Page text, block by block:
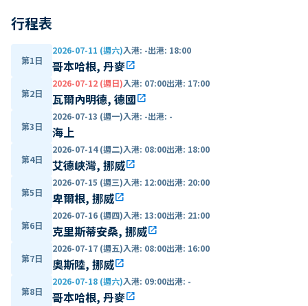
行程表
第1日
2026-07-11 (週六)入港: -出港: 18:00
哥本哈根, 丹麥open_in_new
第2日
2026-07-12 (週日)入港: 07:00出港: 17:00
瓦爾內明德, 德國open_in_new
第3日
2026-07-13 (週一)入港: -出港: -
海上
第4日
2026-07-14 (週二)入港: 08:00出港: 18:00
艾德峽灣, 挪威open_in_new
第5日
2026-07-15 (週三)入港: 12:00出港: 20:00
卑爾根, 挪威open_in_new
第6日
2026-07-16 (週四)入港: 13:00出港: 21:00
克里斯蒂安桑, 挪威open_in_new
第7日
2026-07-17 (週五)入港: 08:00出港: 16:00
奧斯陸, 挪威open_in_new
第8日
2026-07-18 (週六)入港: 09:00出港: -
哥本哈根, 丹麥open_in_new